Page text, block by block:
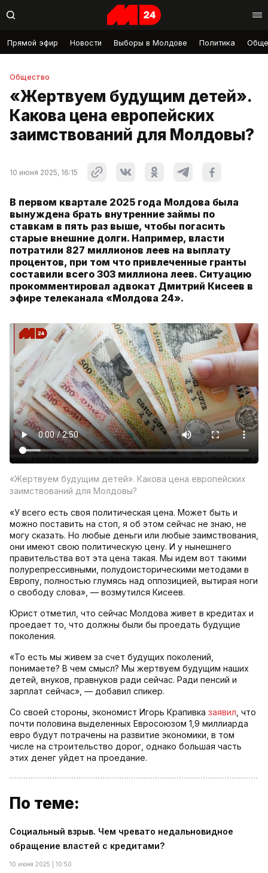
Прямой эфир Новости Выборы в Молдове Политика
Общество
«Жертвуем будущим детей».
Какова цена европейских
заимствований для Молдовы?
10 июня 2025, 16:15
В первом квартале 2025 года Молдова была
вынуждена брать внутренние займы по
ставкам в пять раз выше, чтобы погасить
старые внешние долги. Например, власти
потратили 827 миллионов леев на выплату
процентов, при том что привлеченные гранты
составили всего 303 миллиона леев. Ситуацию
прокомментировал адвокат Дмитрий Кисеев в
эфире телеканала «Молдова 24».
«Жертвуем будущим детей». Какова цена европейских
заимствований для Молдовы?
«У всего есть своя политическая цена. Может быть и
можно поставить на стоп, я об этом сейчас не знаю, не
могу сказать. Но любые деньги или любые заимствования,
они имеют свою политическую цену. И у нынешнего
правительства вот эта цена такая. Мы идем вот такими
полурепрессивными, полудоисторическими методами в
Европу, полностью глумясь над оппозицией, вытирая ноги
о свободу слова», — возмутился Кисеев.
Юрист отметил, что сейчас Молдова живет в кредитах и
проедает то, что должны были бы проедать будущие
поколения.
«То есть мы живем за счет будущих поколений,
понимаете? В чем смысл? Мы жертвуем будущим наших
детей, внуков, правнуков ради сейчас. Ради пенсий и
зарплат сейчас», — добавил спикер.
Со своей стороны, экономист Игорь Крапивка заявил , что
почти половина выделенных Евросоюзом 1,9 миллиарда
евро будут потрачены на развитие экономики, в том
числе на строительство дорог, однако большая часть
этих денег уйдет на проедание.
По теме:
Социальный взрыв. Чем чревато недальновидное
обращение властей с кредитами?
10 июня 2025 | 10:50